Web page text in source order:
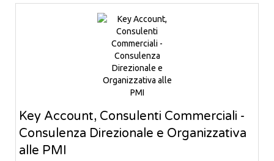
Key Account, Consulenti Commerciali -
Consulenza Direzionale e Organizzativa
alle PMI